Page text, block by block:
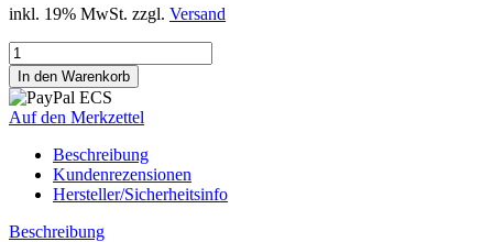
inkl. 19% MwSt. zzgl. Versand
Auf den Merkzettel
Beschreibung
Kundenrezensionen
Hersteller/Sicherheitsinfo
Beschreibung